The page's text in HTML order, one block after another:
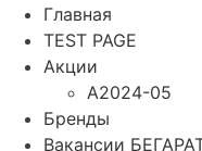
Главная
TEST PAGE
Акции
A2024-05
Бренды
Вакансии